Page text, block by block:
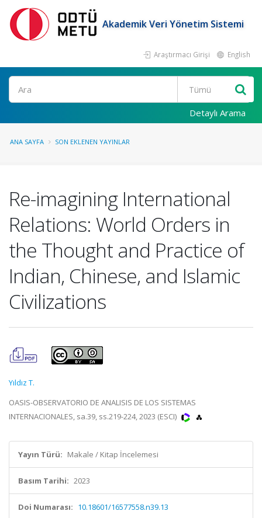
Akademik Veri Yönetim Sistemi
Araştırmacı Girişi English
Ara
Detaylı Arama
ANA SAYFA SON EKLENEN YAYINLAR
Re-imagining International
Relations: World Orders in
the Thought and Practice of
Indian, Chinese, and Islamic
Civilizations
Yıldız T.
OASIS-OBSERVATORIO DE ANALISIS DE LOS SISTEMAS
INTERNACIONALES, sa.39, ss.219-224, 2023 (ESCI)
Yayın Türü: Makale / Kitap İncelemesi
Basım Tarihi: 2023
Doi Numarası: 10.18601/16577558.n39.13